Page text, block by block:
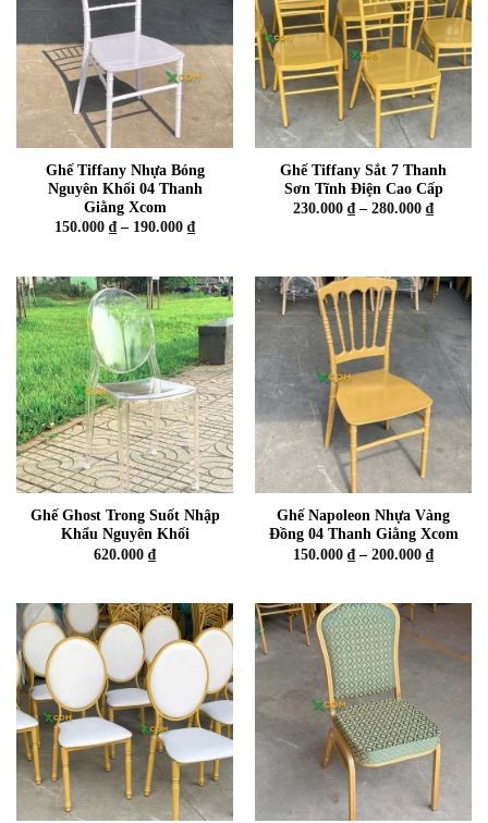
Ghế Tiffany Nhựa Bóng
Nguyên Khối 04 Thanh
Giằng Xcom
150.000 ₫ – 190.000 ₫Khoảng
đến
190.000 ₫
Ghế Tiffany Sắt 7 Thanh
Sơn Tĩnh Điện Cao Cấp
230.000 ₫ – 280.000 ₫Khoảng
280.000
Ghế Ghost Trong Suốt Nhập
Khẩu Nguyên Khối
620.000 ₫
Ghế Napoleon Nhựa Vàng
Đồng 04 Thanh Giằng Xcom
150.000 ₫ – 200.000 ₫Khoảng
đến